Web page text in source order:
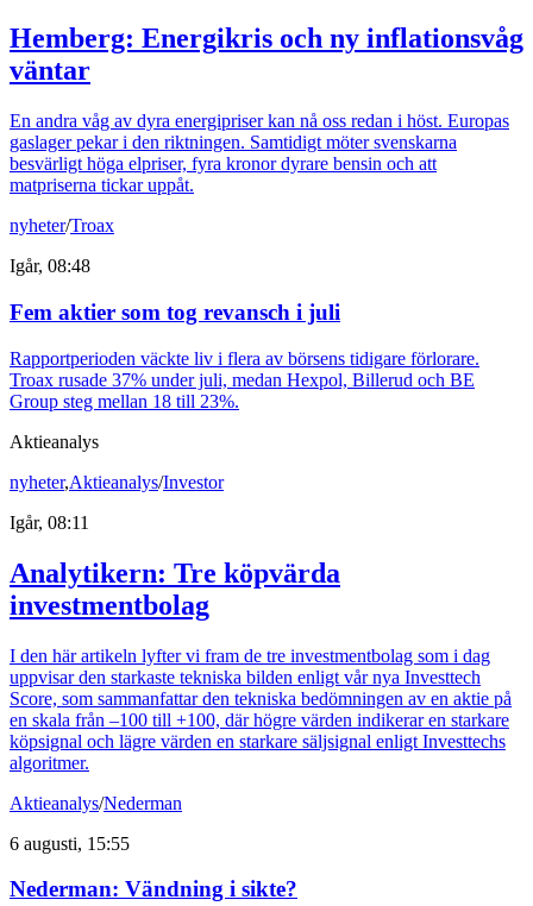
Hemberg: Energikris och ny inflationsvåg
väntar
En andra våg av dyra energipriser kan nå oss redan i höst. Europas
gaslager pekar i den riktningen. Samtidigt möter svenskarna
besvärligt höga elpriser, fyra kronor dyrare bensin och att
matpriserna tickar uppåt.
nyheter/Troax
Igår, 08:48
Fem aktier som tog revansch i juli
Rapportperioden väckte liv i flera av börsens tidigare förlorare.
Troax rusade 37% under juli, medan Hexpol, Billerud och BE
Group steg mellan 18 till 23%.
Aktieanalys
nyheter,Aktieanalys/Investor
Igår, 08:11
Analytikern: Tre köpvärda
investmentbolag
I den här artikeln lyfter vi fram de tre investmentbolag som i dag
uppvisar den starkaste tekniska bilden enligt vår nya Investtech
Score, som sammanfattar den tekniska bedömningen av en aktie på
en skala från –100 till +100, där högre värden indikerar en starkare
köpsignal och lägre värden en starkare säljsignal enligt Investtechs
algoritmer.
Aktieanalys/Nederman
6 augusti, 15:55
Nederman: Vändning i sikte?